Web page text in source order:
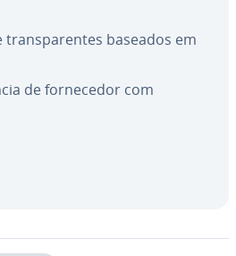
trans­pa­ren­tes baseados em
de for­ne­ce­dor com